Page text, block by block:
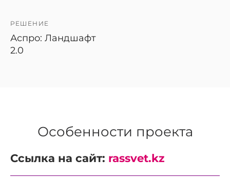
РЕШЕНИЕ
Аспро: Ландшафт
2.0
Особенности проекта
Ссылка на сайт: rassvet.kz